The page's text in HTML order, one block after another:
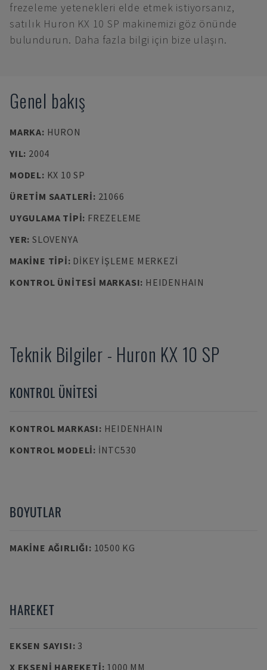
frezeleme yetenekleri elde etmek istiyorsanız,
satılık Huron KX 10 SP makinemizi göz önünde
bulundurun. Daha fazla bilgi için bize ulaşın.
Genel bakış
MARKA: HURON
YIL: 2004
MODEL: KX 10 SP
ÜRETIM SAATLERI: 21066
UYGULAMA TIPI: FREZELEME
YER: SLOVENYA
MAKINE TIPI: DIKEY İŞLEME MERKEZI
KONTROL ÜNITESI MARKASI: HEIDENHAIN
Teknik Bilgiler - Huron KX 10 SP
KONTROL ÜNITESI
KONTROL MARKASI: HEIDENHAIN
KONTROL MODELI: INTC530
BOYUTLAR
MAKINE AĞIRLIĞI: 10500 KG
HAREKET
EKSEN SAYISI: 3
X EKSENI HAREKETI: 1000 MM